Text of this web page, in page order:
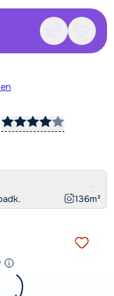
Contact
136m²